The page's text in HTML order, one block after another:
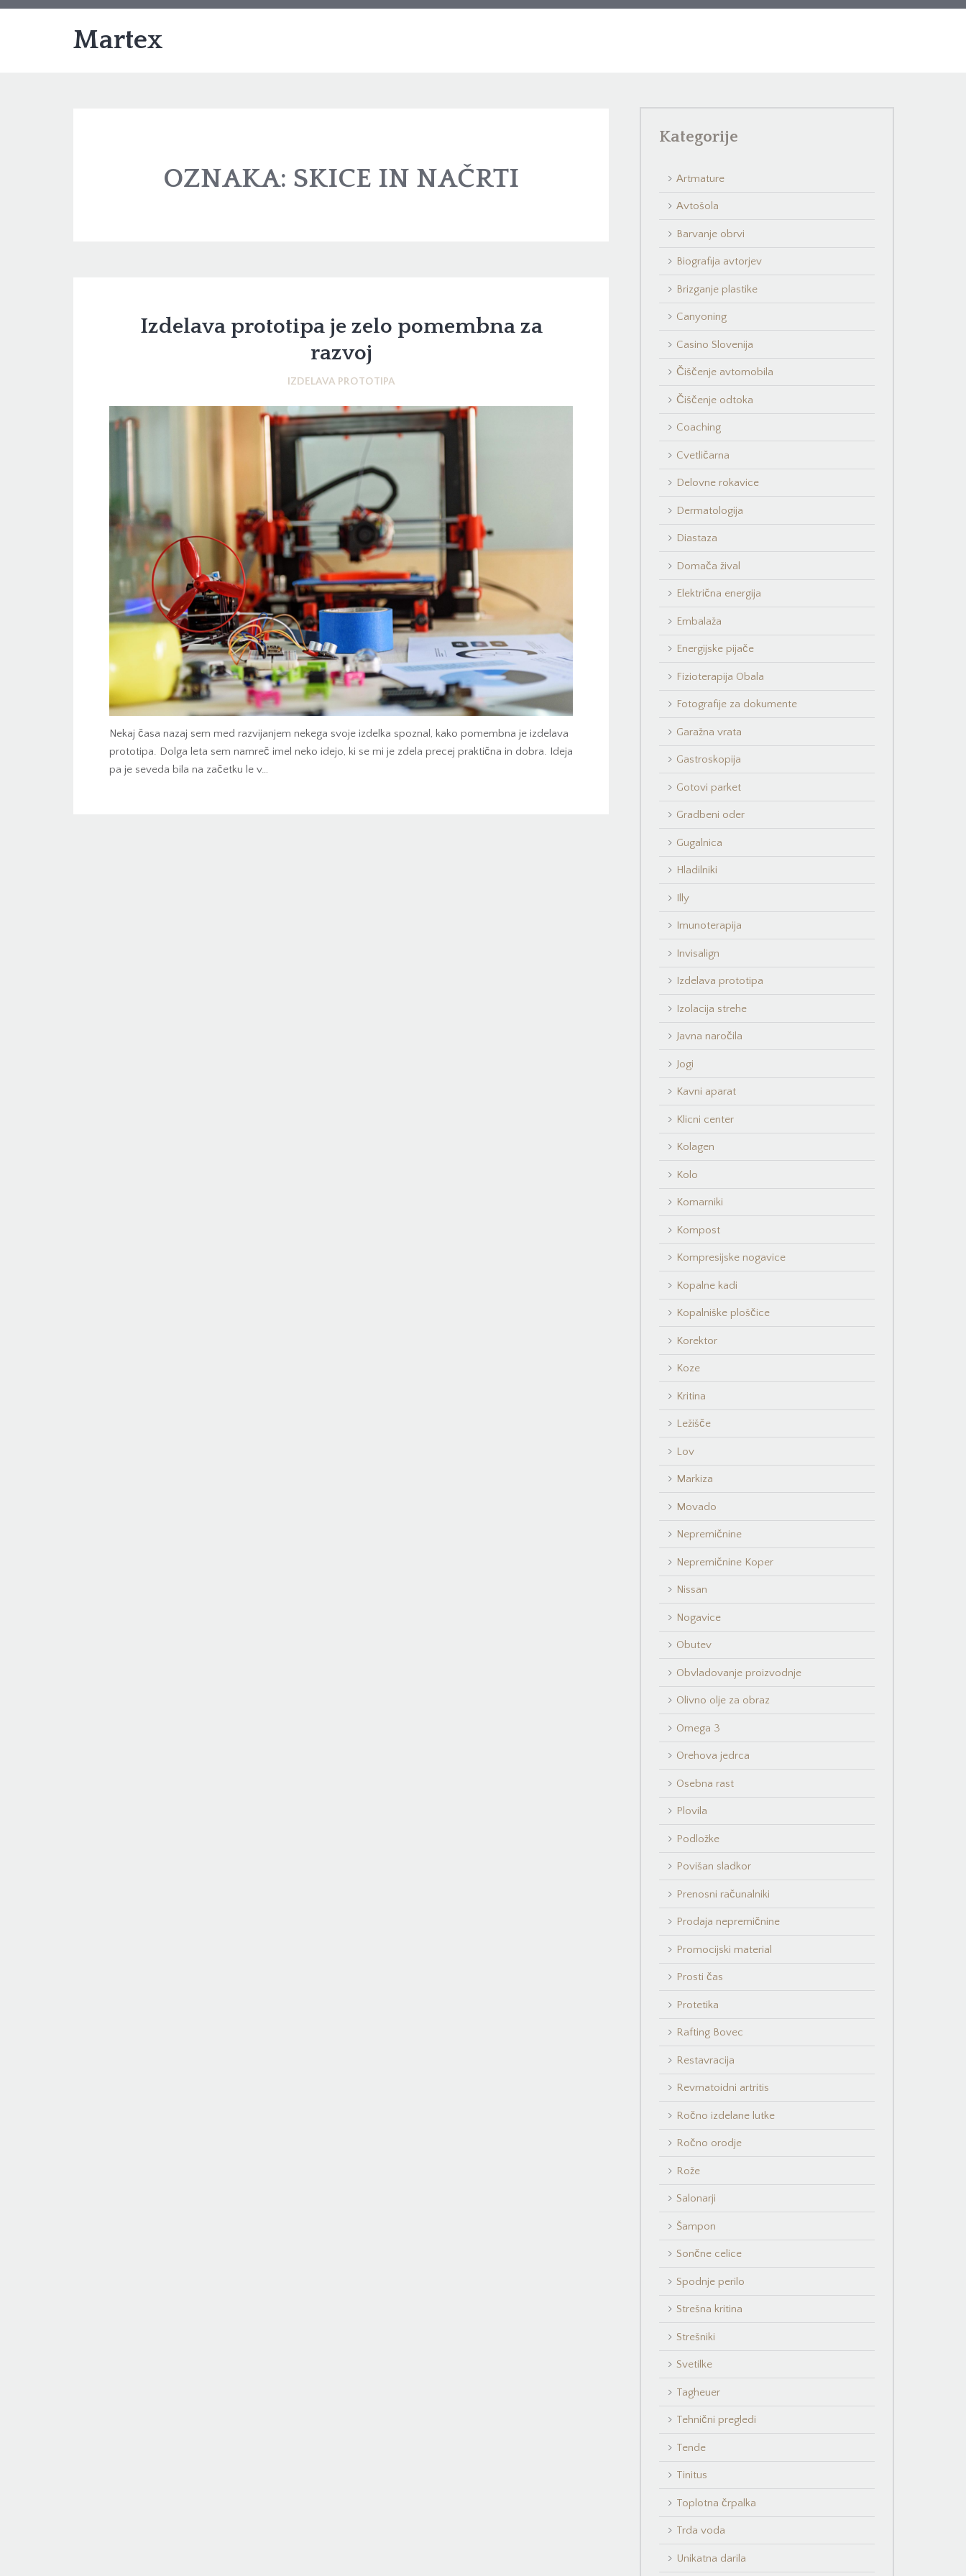
Martex
OZNAKA: SKICE IN NAČRTI
Izdelava prototipa je zelo pomembna za
razvoj
IZDELAVA PROTOTIPA
Nekaj časa nazaj sem med razvijanjem nekega svoje izdelka spoznal, kako pomembna je izdelava
prototipa. Dolga leta sem namreč imel neko idejo, ki se mi je zdela precej praktična in dobra. Ideja
pa je seveda bila na začetku le v…
Kategorije
Artmature
Avtošola
Barvanje obrvi
Biografija avtorjev
Brizganje plastike
Canyoning
Casino Slovenija
Čiščenje avtomobila
Čiščenje odtoka
Coaching
Cvetličarna
Delovne rokavice
Dermatologija
Diastaza
Domača žival
Električna energija
Embalaža
Energijske pijače
Fizioterapija Obala
Fotografije za dokumente
Garažna vrata
Gastroskopija
Gotovi parket
Gradbeni oder
Gugalnica
Hladilniki
Illy
Imunoterapija
Invisalign
Izdelava prototipa
Izolacija strehe
Javna naročila
Jogi
Kavni aparat
Klicni center
Kolagen
Kolo
Komarniki
Kompost
Kompresijske nogavice
Kopalne kadi
Kopalniške ploščice
Korektor
Koze
Kritina
Ležišče
Lov
Markiza
Movado
Nepremičnine
Nepremičnine Koper
Nissan
Nogavice
Obutev
Obvladovanje proizvodnje
Olivno olje za obraz
Omega 3
Orehova jedrca
Osebna rast
Plovila
Podložke
Povišan sladkor
Prenosni računalniki
Prodaja nepremičnine
Promocijski material
Prosti čas
Protetika
Rafting Bovec
Restavracija
Revmatoidni artritis
Ročno izdelane lutke
Ročno orodje
Rože
Salonarji
Šampon
Sončne celice
Spodnje perilo
Strešna kritina
Strešniki
Svetilke
Tagheuer
Tehnični pregledi
Tende
Tinitus
Toplotna črpalka
Trda voda
Unikatna darila